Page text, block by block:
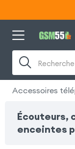
Accessoires
Écouteurs,
enceintes